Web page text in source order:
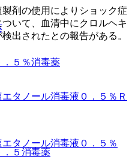
５％消毒薬
タノール消毒液０．５％Ｒ
タノール消毒液０．５％
剤の使用によりショック症
いて、血清中にクロルヘキ
出されたとの報告がある。
５ 消毒薬